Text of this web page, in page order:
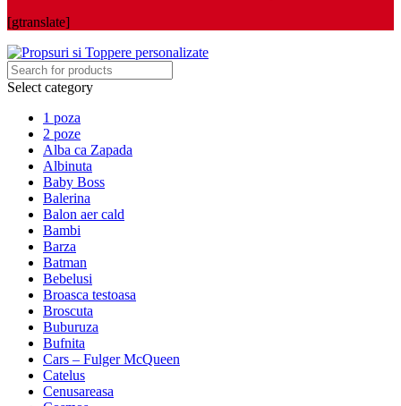
[gtranslate]
Select category
1 poza
2 poze
Alba ca Zapada
Albinuta
Baby Boss
Balerina
Balon aer cald
Bambi
Barza
Batman
Bebelusi
Broasca testoasa
Broscuta
Buburuza
Bufnita
Cars – Fulger McQueen
Catelus
Cenusareasa